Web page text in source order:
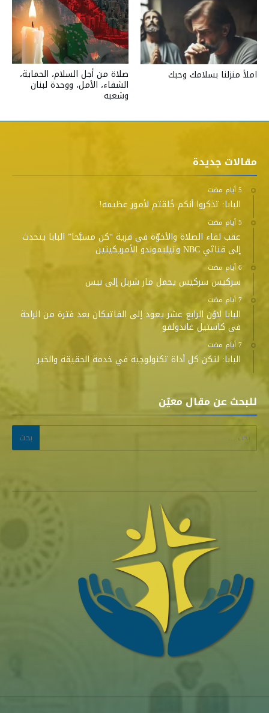
صلاة من أجل السلام، الحماية،
الشفاء، الأمل، ووحدة لبنان
وشعبه
املأ منزلنا بسلامك وحبك
مقالات جديدة
البابا: تذكروا أنكم خُلقتم لأمور عظيمة!
عقب لقاء الصلاة والأخوّة في قرية “كن مسبَّحا” البابا يتحدث
إلى قناتَي NBC وتيليموندو الأمريكيتين
سركيس سركيس يحمل مار شربل إلى نيس
البابا لاوُن الرابع عشر يعود إلى الفاتيكان بعد فترة من الراحة
في كاستيل غاندولفو
البابا: لتكن كل أداة تكنولوجية في خدمة الحقيقة والخير
للبحث عن مقال معيّن
البحث عن: